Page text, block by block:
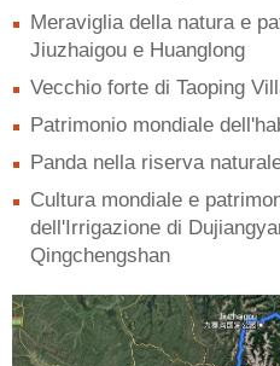
Meraviglia della natura e
Jiuzhaigou e Huanglong
Vecchio forte di Taoping
Patrimonio mondiale
Panda nella riserva
Cultura mondiale e
dell'Irrigazione di
Qingchengshan